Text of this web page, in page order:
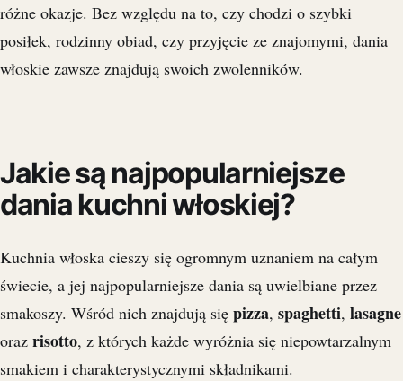
różne okazje. Bez względu na to, czy chodzi o szybki
posiłek, rodzinny obiad, czy przyjęcie ze znajomymi, dania
włoskie zawsze znajdują swoich zwolenników.
Jakie są najpopularniejsze
dania kuchni włoskiej?
Kuchnia włoska cieszy się ogromnym uznaniem na całym
świecie, a jej najpopularniejsze dania są uwielbiane przez
smakoszy. Wśród nich znajdują się pizza, spaghetti, lasagne
oraz risotto, z których każde wyróżnia się niepowtarzalnym
smakiem i charakterystycznymi składnikami.